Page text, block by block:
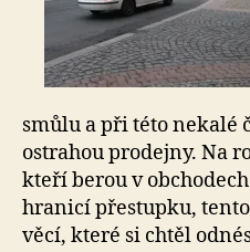
smůlu a při této
ostrahou prodejny. Na
kteří berou v
hranicí přestupku,
věcí, které si chtěl